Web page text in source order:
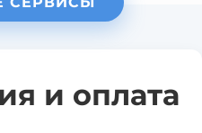
и оплата